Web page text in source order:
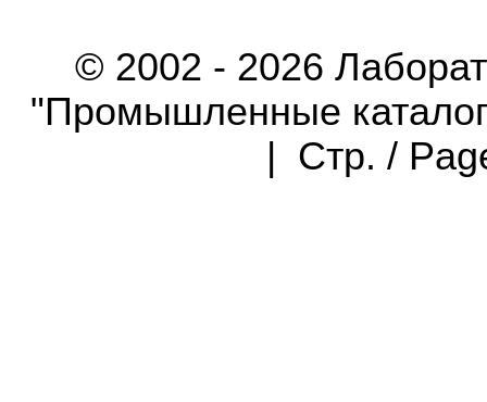
© 2002 - 2026
"Промышленные
| Стр. /